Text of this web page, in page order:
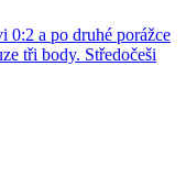
0:2 a po druhé porážce
tři body. Středočeši